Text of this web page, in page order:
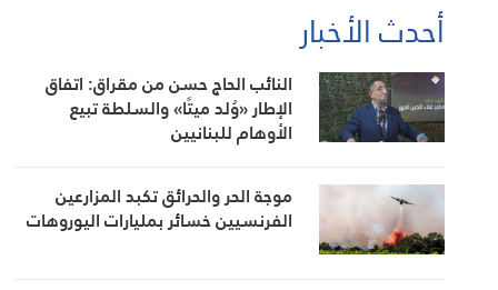
أحدث الأخبار
النائب الحاج حسن من مقراق: اتفاق
الإطار «وُلد ميتًا» والسلطة تبيع
الأوهام للبنانيين
موجة الحر والحرائق تكبد المزارعين
الفرنسيين خسائر بمليارات اليوروهات